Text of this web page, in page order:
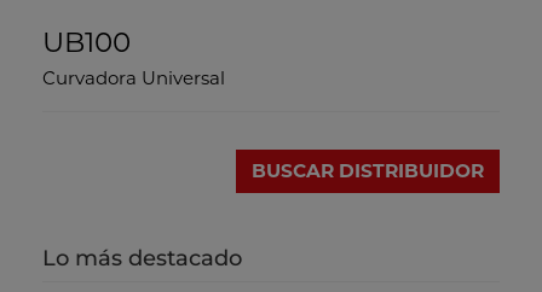
UB100
Curvadora Universal
BUSCAR DISTRIBUIDOR
Lo más destacado